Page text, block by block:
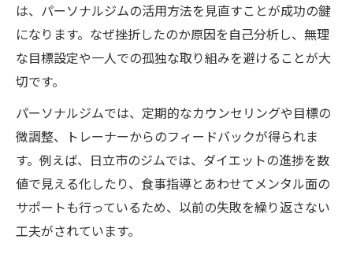
は、パーソナルジムの活用方法を見直すことが成功の鍵
になります。なぜ挫折したのか原因を自己分析し、無理
な目標設定や一人での孤独な取り組みを避けることが大
切です。
パーソナルジムでは、定期的なカウンセリングや目標の
微調整、トレーナーからのフィードバックが得られま
す。例えば、日立市のジムでは、ダイエットの進捗を数
値で見える化したり、食事指導とあわせてメンタル面の
サポートも行っているため、以前の失敗を繰り返さない
工夫がされています。